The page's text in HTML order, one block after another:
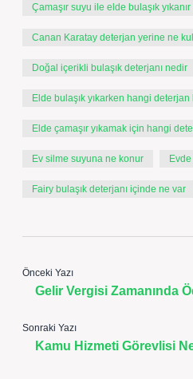
Çamaşır suyu ile elde bulaşık yıkanır
Canan Karatay deterjan yerine ne
Doğal içerikli bulaşık deterjanı nedir
Elde bulaşık yıkarken hangi deterjan
Elde çamaşır yıkamak için hangi
Ev silme suyuna ne konur
Fairy bulaşık deterjanı içinde ne var
Önceki Yazı
Gelir Vergisi Zamanında
Sonraki Yazı
Kamu Hizmeti Görevlisi